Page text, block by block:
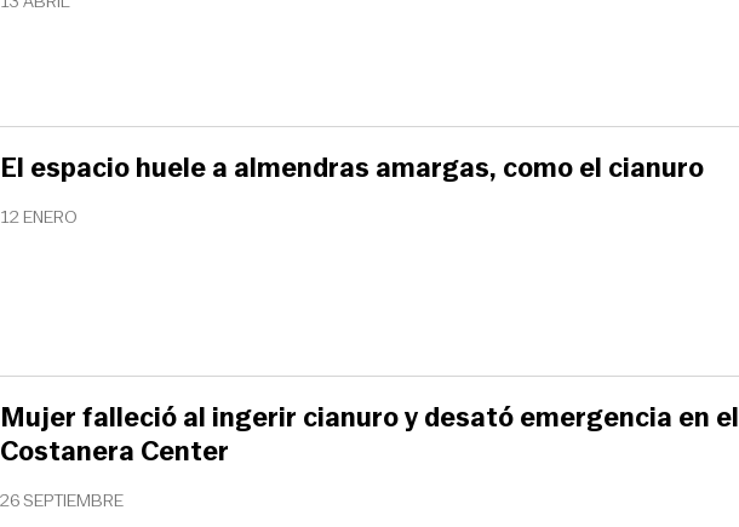
12 ENERO
El espacio huele a almendras amargas, como el cianuro
26 SEPTIEMBRE
Mujer falleció al ingerir cianuro y desató emergencia en el
Costanera Center